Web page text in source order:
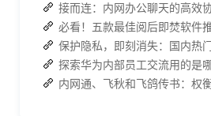
接而连：内网办公聊天的高效
探索华为内部员工交流用的是